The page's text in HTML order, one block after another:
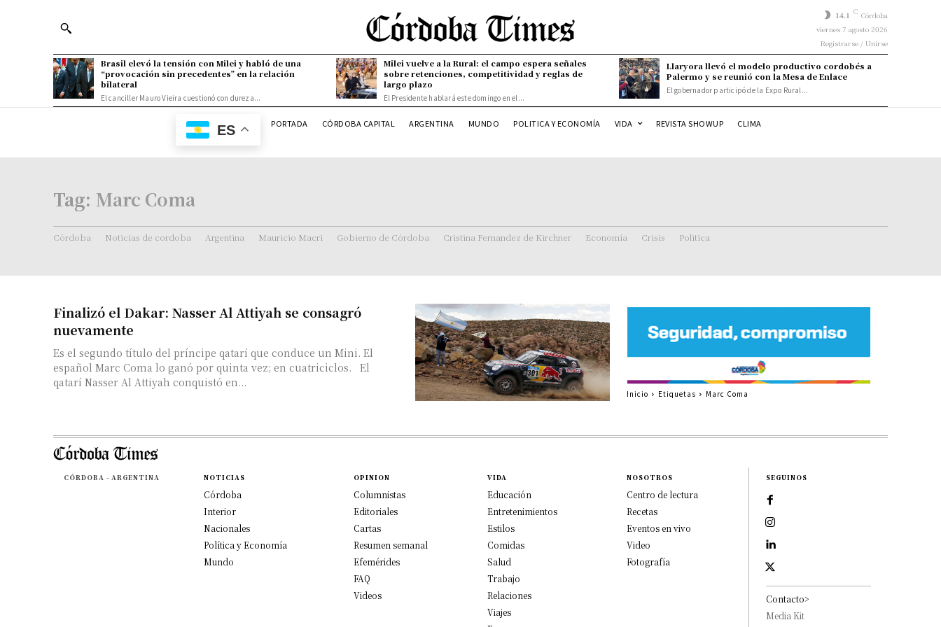
14.1 C Córdoba
viernes 7 agosto 2026
Registrarse / Unirse
Brasil elevó la tensión con Milei y habló de una
“provocación sin precedentes” en la relación
bilateral
El canciller Mauro Vieira cuestionó con dureza...
Milei vuelve a la Rural: el campo espera señales
sobre retenciones, competitividad y reglas de
largo plazo
El Presidente hablará este domingo en el...
Llaryora llevó el modelo productivo cordobés a
Palermo y se reunió con la Mesa de Enlace
El gobernador participó de la Expo Rural...
ES PORTADA CÓRDOBA CAPITAL ARGENTINA MUNDO POLITICA Y ECONOMÍA VIDA REVISTA SHOWUP CLIMA
Tag: Marc Coma
Córdoba Noticias de cordoba Argentina Mauricio Macri Gobierno de Córdoba Cristina Fernandez de Kirchner Economía Crisis Politica
Finalizó el Dakar: Nasser Al Attiyah se consagró
nuevamente
Es el segundo título del príncipe qatarí que conduce un Mini. El
español Marc Coma lo ganó por quinta vez; en cuatriciclos. El
qatarí Nasser Al Attiyah conquistó en...
Inicio Etiquetas Marc Coma
CÓRDOBA - ARGENTINA NOTICIAS
Córdoba
Interior
Nacionales
Política y Economía
Mundo
OPINION
Columnistas
Editoriales
Cartas
Resumen semanal
Efemérides
FAQ
Videos
VIDA
Educación
Entretenimientos
Estilos
Comidas
Salud
Trabajo
Relaciones
Viajes
NOSOTROS
Centro de lectura
Recetas
Eventos en vivo
Video
Fotografía
SEGUINOS
Contacto>
Media Kit